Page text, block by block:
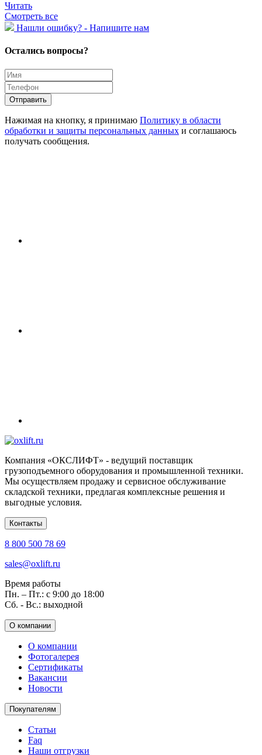
Читать
Смотреть все
Hашли ошибку? - Напишите нам
Остались вопросы?
Отправить
Нажимая на кнопку, я принимаю Политику в области
обработки и защиты персональных данных и соглашаюсь
получать сообщения.
Компания «ОКСЛИФТ» - ведущий поставщик
грузоподъемного оборудования и промышленной техники.
Мы осуществляем продажу и сервисное обслуживание
складской техники, предлагая комплексные решения и
выгодные условия.
Контакты
8 800 500 78 69
sales@oxlift.ru
Время работы
Пн. – Пт.: с 9:00 до 18:00
Сб. - Вс.: выходной
О компании
О компании
Фотогалерея
Сертификаты
Вакансии
Новости
Покупателям
Статьи
Faq
Наши отгрузки